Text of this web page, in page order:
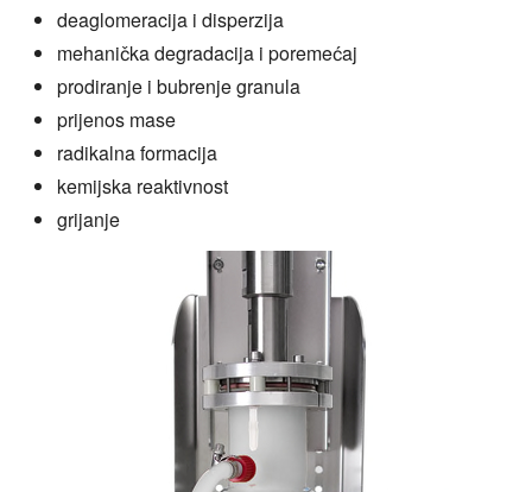
deaglomeracija i disperzija
mehanička degradacija i poremećaj
prodiranje i bubrenje granula
prijenos mase
radikalna formacija
kemijska reaktivnost
grijanje